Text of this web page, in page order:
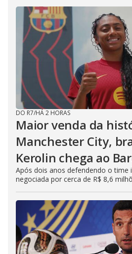
DO R7/HÁ 2 HORAS
Maior venda da
Manchester City,
Kerolin chega ao
Após dois anos defendendo o time
negociada por cerca de R$ 8,6